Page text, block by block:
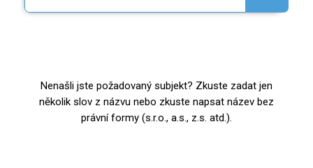
Nenašli jste požadovaný subjekt? Zkuste zadat jen
několik slov z názvu nebo zkuste napsat název bez
právní formy (s.r.o., a.s., z.s. atd.).